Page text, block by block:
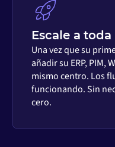
Escale a
Una vez que su
añadir su ERP, PIM,
mismo centro. Los
funcionando. Sin
cero.